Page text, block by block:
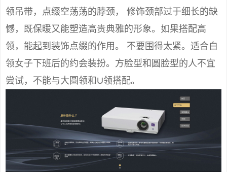
领吊带，点缀空荡荡的脖颈， 修饰颈部过于细长的缺
憾，既保暖又能塑造高贵典雅的形象。如果搭配高
领，能起到装饰点缀的作用。 不要围得太紧。适合白
领女子下班后的约会装扮。方脸型和圆脸型的人不宜
尝试，不能与大圆领和U领搭配。